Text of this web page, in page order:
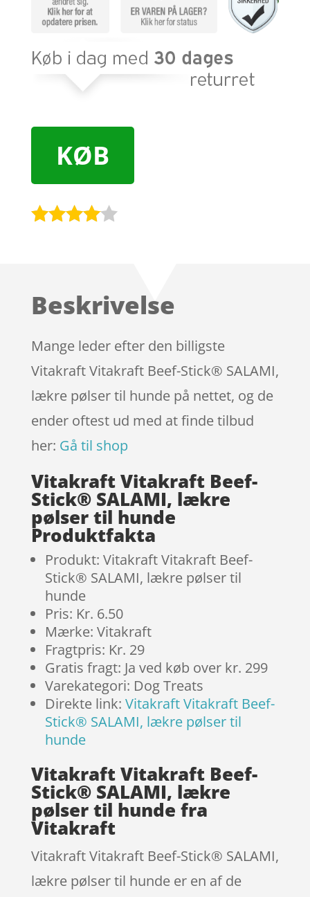
KØB
på
ømmels
er
Beskrivelse
Mange leder efter den billigste
Vitakraft Vitakraft Beef-Stick® SALAMI,
lækre pølser til hunde på nettet, og de
ender oftest ud med at finde tilbud
her: Gå til shop
Vitakraft Vitakraft Beef-
Stick® SALAMI, lækre
pølser til hunde
Produktfakta
Produkt: Vitakraft Vitakraft Beef-
Stick® SALAMI, lækre pølser til
hunde
Pris: Kr. 6.50
Mærke: Vitakraft
Fragtpris: Kr. 29
Gratis fragt: Ja ved køb over kr. 299
Varekategori: Dog Treats
Direkte link: Vitakraft Vitakraft Beef-
Stick® SALAMI, lækre pølser til
hunde
Vitakraft Vitakraft Beef-
Stick® SALAMI, lækre
pølser til hunde fra
Vitakraft
Vitakraft Vitakraft Beef-Stick® SALAMI,
lækre pølser til hunde er en af de